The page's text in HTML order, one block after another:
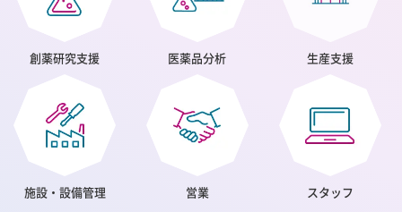
創薬研究支援 医薬品分析 生産支援
施設・設備管理 営業 スタッフ